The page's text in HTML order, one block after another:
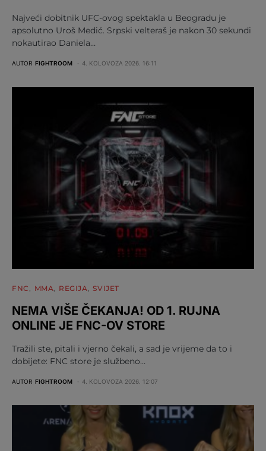
Najveći dobitnik UFC-ovog spektakla u Beogradu je
apsolutno Uroš Medić. Srpski velteraš je nakon 30 sekundi
nokautirao Daniela…
AUTOR FIGHTROOM 4. KOLOVOZA 2026. 16:11
FNC MMA REGIJA SVIJET
NEMA VIŠE ČEKANJA! OD 1. RUJNA
ONLINE JE FNC-OV STORE
Tražili ste, pitali i vjerno čekali, a sad je vrijeme da to i
dobijete: FNC store je službeno…
AUTOR FIGHTROOM 4. KOLOVOZA 2026. 12:07